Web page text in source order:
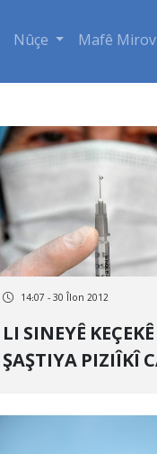
Nûçe Mafê Mirov
14:07 - 30 Îlon 2012
LI SINEYÊ KEÇEKÊ SEVA